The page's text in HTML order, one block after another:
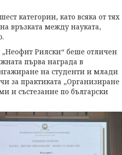
категории, като всяка от тях
връзката между науката,
Рилски“ беше отличен
първа награда в
на студенти и млади
за практиката „Организиране
и състезание по български